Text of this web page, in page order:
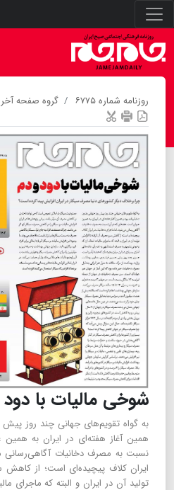
روزنامه شماره ۶۷۷۵ گروه صفحه آخر
شوخی مالیات با
به گواه تقویم‌های جهانی چند روز
همین آغاز هفته‌ای در ایران به
نسبت به مصرف دخانیات آگاهی‌رسانی
ایران کلاف پیچیده‌ای است؛ از
تولید آن در ایران و البته که ماجرای